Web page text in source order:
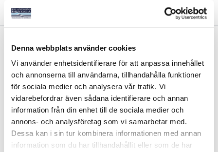
Denna webbplats använder cookies
Vi använder enhetsidentifierare för att anpassa innehållet
och annonserna till användarna, tillhandahålla funktioner
för sociala medier och analysera vår trafik. Vi
vidarebefordrar även sådana identifierare och annan
information från din enhet till de sociala medier och
annons- och analysföretag som vi samarbetar med.
Dessa kan i sin tur kombinera informationen med annan
information som du har tillhandahållit eller som de har
Fråga om produkt
Liknande produkter
-21%
NYHET
-18%